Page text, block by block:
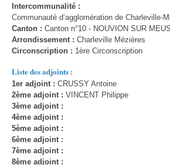
Intercommunalité :
Communauté d’agglomération de Charleville-
Canton : Canton n°10 - NOUVION SUR
Arrondissement : Charleville Mézières
Circonscription : 1ère Circonscription
Liste des adjoints :
1er adjoint : CRUSSY Antoine
2ème adjoint : VINCENT Philippe
3ème adjoint :
4ème adjoint :
5ème adjoint :
6ème adjoint :
7ème adjoint :
8ème adjoint :